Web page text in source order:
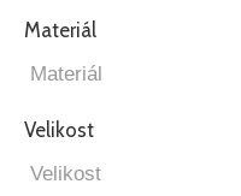
Materiál
Velikost